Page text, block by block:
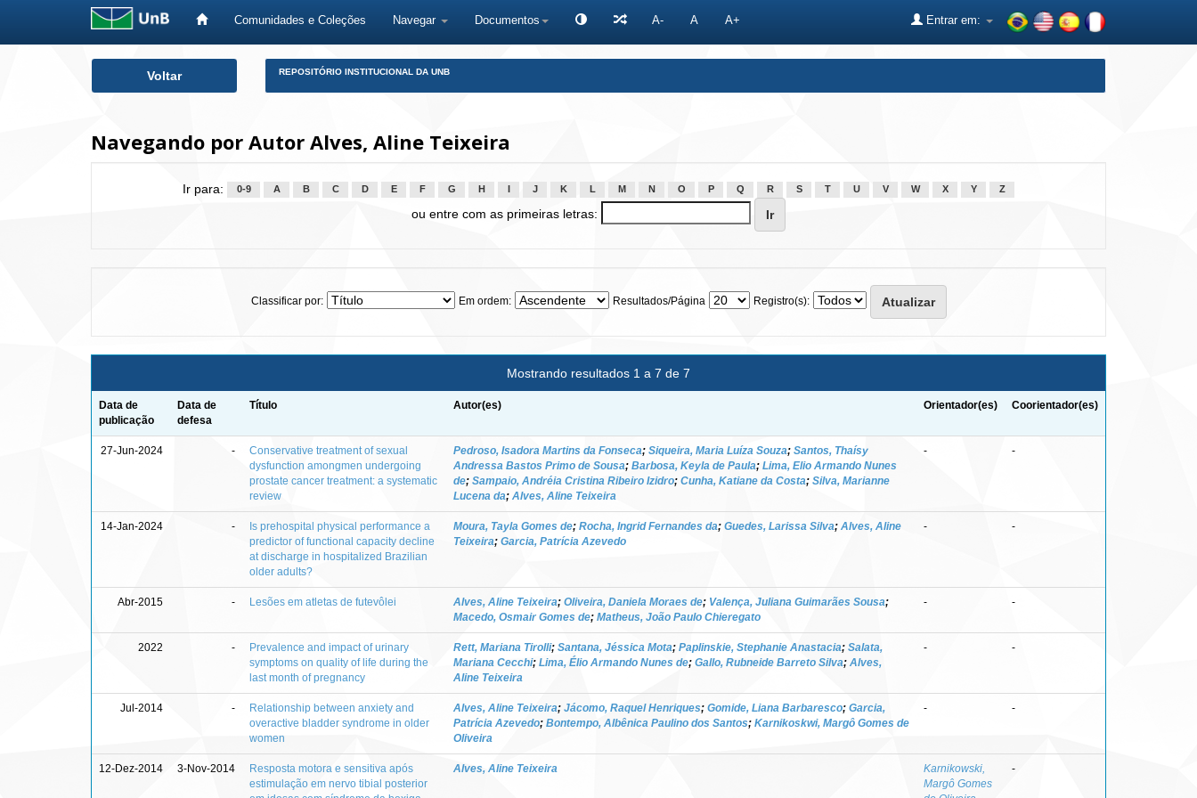
Comunidades e Coleções Navegar Documentos A- A A+ Entrar em:
Voltar REPOSITÓRIO INSTITUCIONAL DA UNB
Navegando por Autor Alves, Aline Teixeira
Ir para: 0-9 A B C D E F G H J K L M N O P Q R S T U V W X Y Z
ou entre com as primeiras letras:
Classificar por: Em ordem: Resultados/Página Registro(s):
Mostrando resultados 1 a 7 de 7
Data de
publicação
Data de
defesa
Título Autor(es) Orientador(es) Coorientador(es)
27-Jun-2024 -
Conservative treatment of sexual
dysfunction amongmen undergoing
prostate cancer treatment: a systematic
review
Pedroso, Isadora Martins da Fonseca; Siqueira, Maria Luíza Souza; Santos, Thaísy
Andressa Bastos Primo de Sousa; Barbosa, Keyla de Paula; Lima, Elio Armando Nunes
de; Sampaio, Andréia Cristina Ribeiro Izidro; Cunha, Katiane da Costa; Silva, Marianne
Lucena da; Alves, Aline Teixeira
- -
14-Jan-2024 -
Is prehospital physical performance a
predictor of functional capacity decline
at discharge in hospitalized Brazilian
older adults?
Moura, Tayla Gomes de; Rocha, Ingrid Fernandes da; Guedes, Larissa Silva; Alves, Aline
Teixeira; Garcia, Patrícia Azevedo
- -
Abr-2015 - Lesões em atletas de futevôlei Alves, Aline Teixeira; Oliveira, Daniela Moraes de; Valença, Juliana Guimarães Sousa;
Macedo, Osmair Gomes de; Matheus, João Paulo Chieregato
- -
2022 -
Prevalence and impact of urinary
symptoms on quality of life during the
last month of pregnancy
Rett, Mariana Tirolli; Santana, Jéssica Mota; Paplinskie, Stephanie Anastacia; Salata,
Mariana Cecchi; Lima, Élio Armando Nunes de; Gallo, Rubneide Barreto Silva; Alves,
Aline Teixeira
- -
Jul-2014 -
Relationship between anxiety and
overactive bladder syndrome in older
women
Alves, Aline Teixeira; Jácomo, Raquel Henriques; Gomide, Liana Barbaresco; Garcia,
Patrícia Azevedo; Bontempo, Albênica Paulino dos Santos; Karnikoskwi, Margô Gomes de
Oliveira
- -
12-Dez-2014 3-Nov-2014
Resposta motora e sensitiva após
estimulação em nervo tibial posterior
Alves, Aline Teixeira
Karnikowski,
Margô Gomes
-